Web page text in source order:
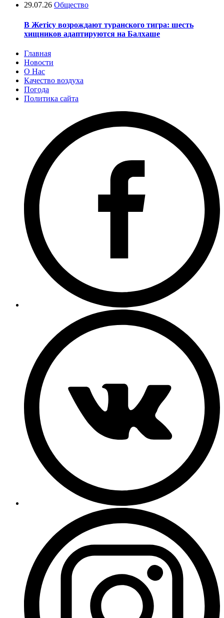
29.07.26 Общество
В Жетісу возрождают туранского тигра: шесть
хищников адаптируются на Балхаше
Главная
Новости
О Нас
Качество воздуха
Погода
Политика сайта